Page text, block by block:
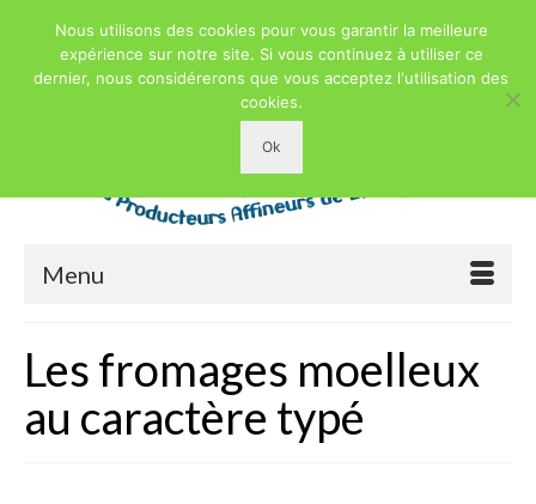
Menu
Les fromages moelleux
au caractère typé
Nous utilisons des cookies pour vous garantir la meilleure
expérience sur notre site. Si vous continuez à utiliser ce
dernier, nous considérerons que vous acceptez l'utilisation des
cookies.
Ok